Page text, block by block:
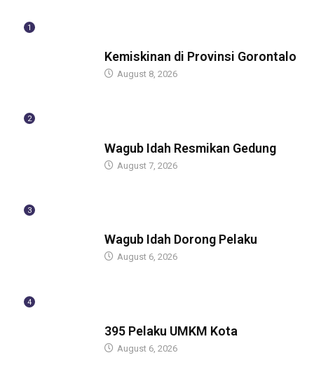
1
Kemiskinan di Provinsi Gorontalo
August 8, 2026
2
Wagub Idah Resmikan Gedung
August 7, 2026
3
Wagub Idah Dorong Pelaku
August 6, 2026
4
395 Pelaku UMKM Kota
August 6, 2026